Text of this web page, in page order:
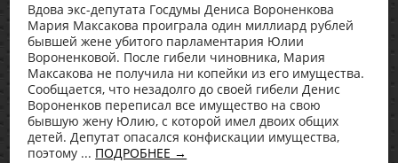
Вдова экс-депутата Госдумы Дениса Вороненкова
Мария Максакова проиграла один миллиард рублей
бывшей жене убитого парламентария Юлии
Вороненковой. После гибели чиновника, Мария
Максакова не получила ни копейки из его имущества.
Сообщается, что незадолго до своей гибели Денис
Вороненков переписал все имущество на свою
бывшую жену Юлию, с которой имел двоих общих
детей. Депутат опасался конфискации имущества,
поэтому ... ПОДРОБНЕЕ →